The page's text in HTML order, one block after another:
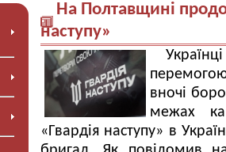
На Полтавщині
наступу»
вночі
межах
«Гвардія наступу» в